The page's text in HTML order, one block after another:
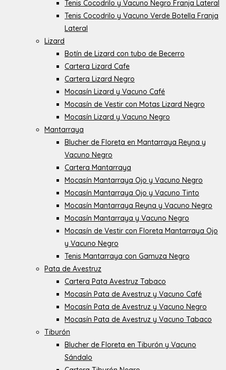
Tenis Cocodrilo y Vacuno Negro Franja Lateral
Tenis Cocodrilo y Vacuno Verde Botella Franja
Lateral
Lizard
Botín de Lizard con tubo de Becerro
Cartera Lizard Cafe
Cartera Lizard Negro
Mocasín Lizard y Vacuno Café
Mocasín de Vestir con Motas Lizard Negro
Mocasín Lizard y Vacuno Negro
Mantarraya
Blucher de Floreta en Mantarraya Reyna y
Vacuno Negro
Cartera Mantarraya
Mocasín Mantarraya Ojo y Vacuno Negro
Mocasín Mantarraya Ojo y Vacuno Tinto
Mocasín Mantarraya Reyna y Vacuno Negro
Mocasín Mantarraya y Vacuno Negro
Mocasín de Vestir con Floreta Mantarraya Ojo
y Vacuno Negro
Tenis Mantarraya con Gamuza Negro
Pata de Avestruz
Cartera Pata Avestruz Tabaco
Mocasín Pata de Avestruz y Vacuno Café
Mocasín Pata de Avestruz y Vacuno Negro
Mocasín Pata de Avestruz y Vacuno Tabaco
Tiburón
Blucher de Floreta en Tiburón y Vacuno
Sándalo